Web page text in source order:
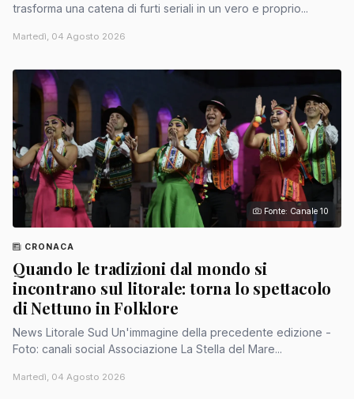
trasforma una catena di furti seriali in un vero e proprio...
Martedì, 04 Agosto 2026
Fonte: Canale 10
CRONACA
Quando le tradizioni dal mondo si
incontrano sul litorale: torna lo spettacolo
di Nettuno in Folklore
News Litorale Sud Un'immagine della precedente edizione -
Foto: canali social Associazione La Stella del Mare...
Martedì, 04 Agosto 2026